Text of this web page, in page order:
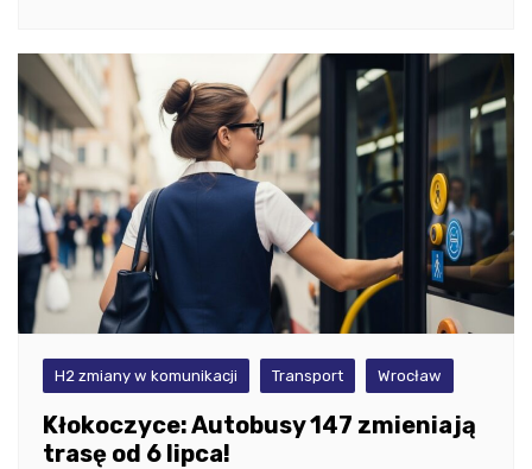
H2 zmiany w komunikacji Transport Wrocław
Kłokoczyce: Autobusy 147 zmieniają
trasę od 6 lipca!